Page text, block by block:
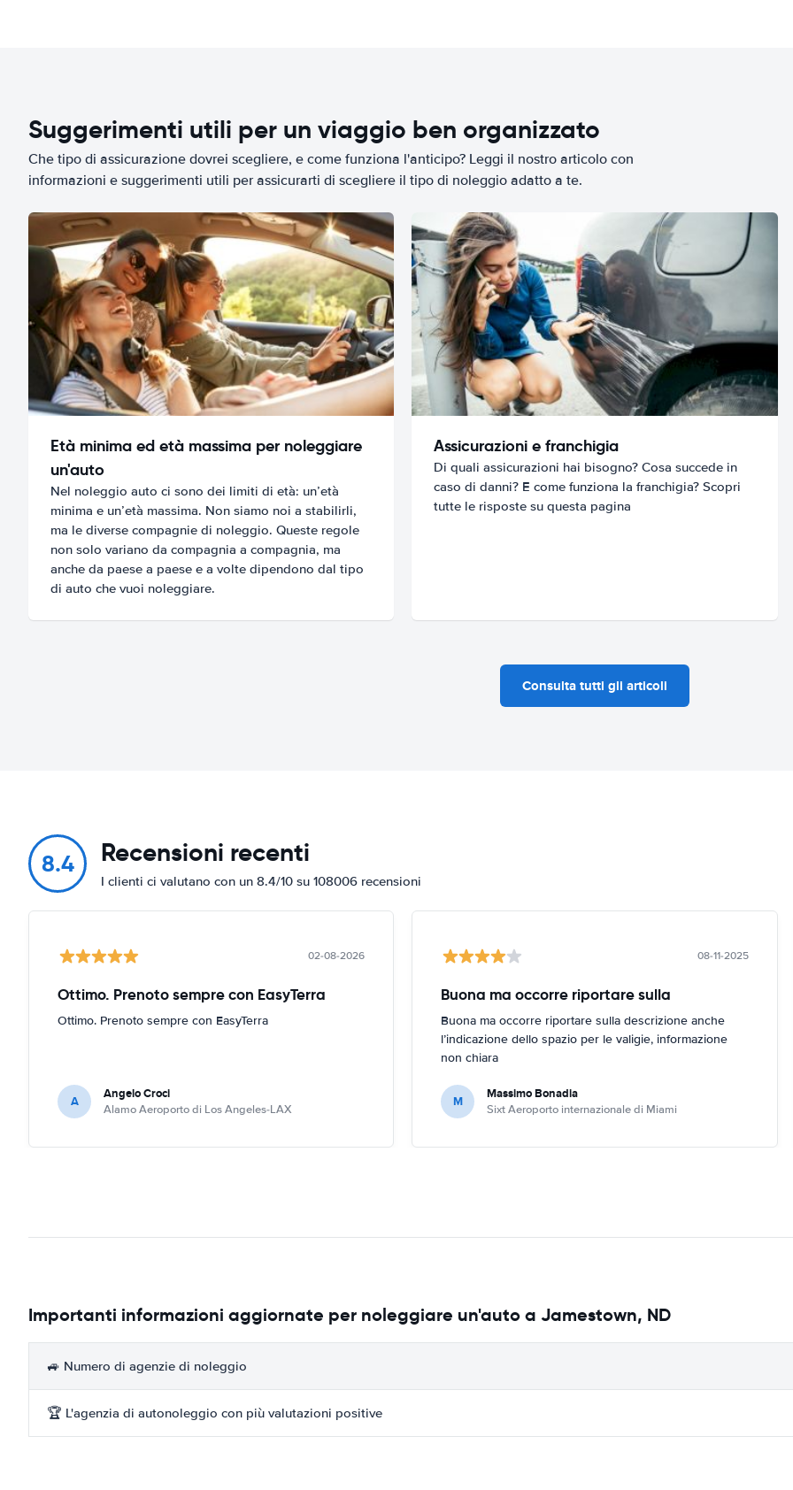
Suggerimenti utili per un viaggio ben organizzato
Che tipo di assicurazione dovrei scegliere, e come funziona l'anticipo? Leggi il nostro articolo con
informazioni e suggerimenti utili per assicurarti di scegliere il tipo di noleggio adatto a te.
Età minima ed età massima per noleggiare
un'auto
Nel noleggio auto ci sono dei limiti di età: un’età
minima e un’età massima. Non siamo noi a stabilirli,
ma le diverse compagnie di noleggio. Queste regole
non solo variano da compagnia a compagnia, ma
anche da paese a paese e a volte dipendono dal tipo
di auto che vuoi noleggiare.
Assicurazioni e franchigia
Di quali assicurazioni hai bisogno? Cosa succede in
caso di danni? E come funziona la franchigia? Scopri
tutte le risposte su questa pagina
Consulta tutti gli articoli
8.4 Recensioni recenti
I clienti ci valutano con un 8.4/10 su 108006 recensioni
02-08-2026
Ottimo. Prenoto sempre con EasyTerra
Ottimo. Prenoto sempre con EasyTerra
A Angelo Croci
Alamo Aeroporto di Los Angeles-LAX
08-11-2025
Buona ma occorre riportare sulla
Buona ma occorre riportare sulla descrizione anche
l’indicazione dello spazio per le valigie, informazione
non chiara
M Massimo Bonadia
Sixt Aeroporto internazionale di Miami
Importanti informazioni aggiornate per noleggiare un'auto a Jamestown, ND
🚙 Numero di agenzie di noleggio
🏆 L'agenzia di autonoleggio con più valutazioni positive